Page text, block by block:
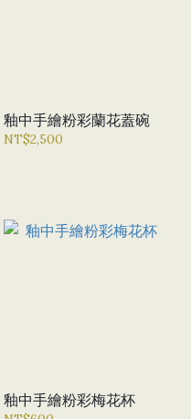
釉中手繪粉彩蘭花蓋碗
NT$2,500
釉中手繪粉彩梅花杯